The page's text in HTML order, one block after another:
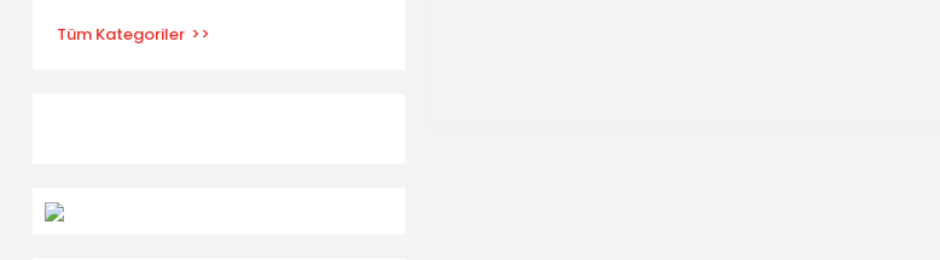
Tüm Kategoriler